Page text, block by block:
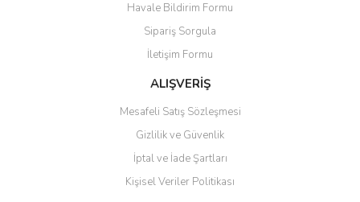
Ürün açıklamasında eksik bilgiler bulunuyor.
Ürün bilgilerinde hatalar bulunuyor.
Ürün fiyatı diğer sitelerden daha pahalı.
Bu ürüne benzer farklı alternatifler olmalı.
Gönder
Havale Bildirim Formu
Sipariş Sorgula
İletişim Formu
ALIŞVERİŞ
Mesafeli Satış Sözleşmesi
Gizlilik ve Güvenlik
İptal ve İade Şartları
Kişisel Veriler Politikası